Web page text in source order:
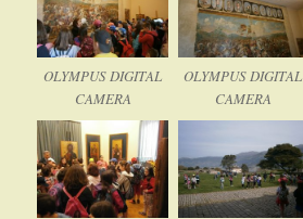
OLYMPUS DIGITAL
CAMERA
OLYMPUS DIGITAL
CAMERA